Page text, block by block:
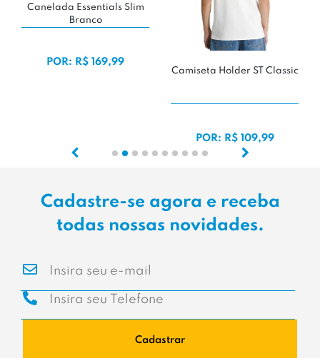
Canelada Essentials Slim
Branco
POR: R$ 169,99
Camiseta Holder ST Classic
POR: R$ 109,99
Cadastre-se agora e receba
todas nossas novidades.
Cadastrar